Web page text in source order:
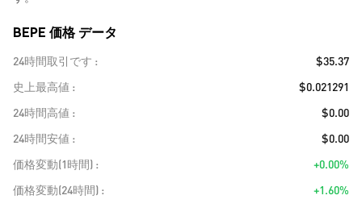
BEPE 価格 データ
24時間取引です
$35.37
史上最高値
$0.021291
24時間高値
$0.00
24時間安値
$0.00
価格変動(1時間)
+0.00%
価格変動(24時間)
+1.60%